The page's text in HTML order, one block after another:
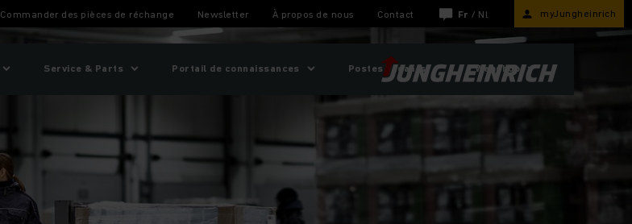
Commander des pièces de réchange Newsletter À propos de nous Contact Fr / Nl myJungheinrich
Service & Parts Portail de connaissances Postes vacants Webshop